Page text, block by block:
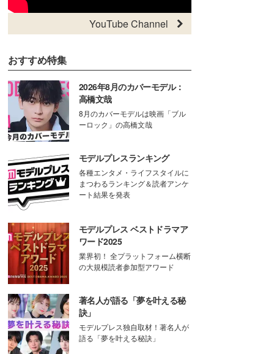
YouTube Channel
おすすめ特集
2026年8月のカバーモデル：
高橋文哉
8月のカバーモデルは映画「ブル
ーロック」の高橋文哉
モデルプレスランキング
各種エンタメ・ライフスタイルに
まつわるランキング＆読者アンケ
ート結果を発表
モデルプレス ベストドラマア
ワード2025
業界初！ 全プラットフォーム横断
の大規模読者参加型アワード
著名人が語る「夢を叶える秘
訣」
モデルプレス独自取材！著名人が
語る「夢を叶える秘訣」